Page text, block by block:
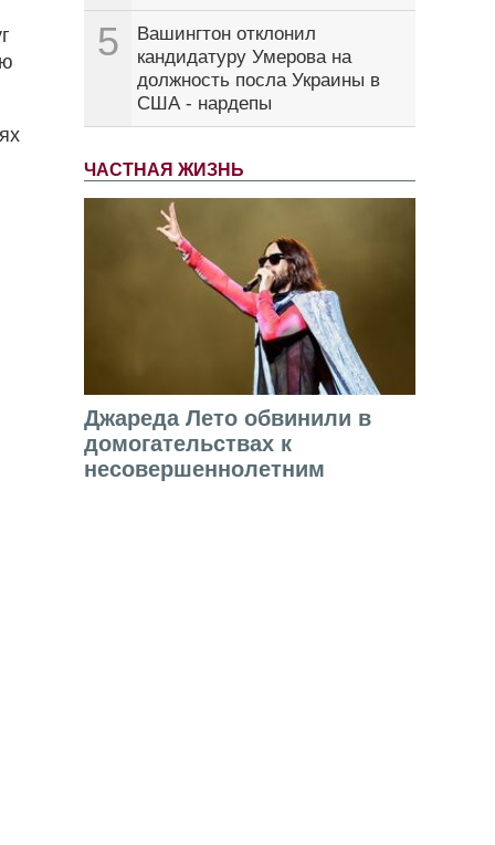
5
Вашингтон отклонил
кандидатуру Умерова на
должность посла Украины в
США - нардепы
ЧАСТНАЯ ЖИЗНЬ
Джареда Лето обвинили в
домогательствах к
несовершеннолетним